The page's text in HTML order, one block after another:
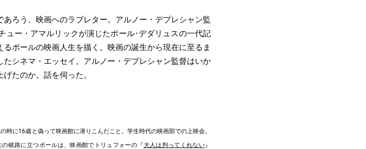
ろう、映画へのラブレター。アルノー・デプレシャン監
ュー・アマルリックが演じたポール･デダリュスの一代記
ポールの映画人生を描く。映画の誕生から現在に至るま
シネマ・エッセイ。アルノー・デプレシャン監督はいか
たのか。話を伺った。
時に16歳と偽って映画館に潜りこんだこと。学生時代の映画部での上映会。
岐路に立つポールは、映画館でトリュフォーの『大人は判ってくれない』